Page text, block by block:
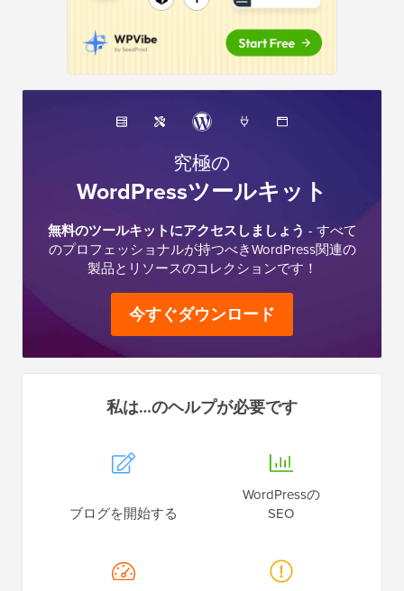
究極の
WordPressツールキット
無料のツールキットにアクセスしましょう - すべて
のプロフェッショナルが持つべきWordPress関連の
製品とリソースのコレクションです！
今すぐダウンロード
私は…のヘルプが必要です
ブログを開始する
WordPressの
SEO